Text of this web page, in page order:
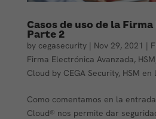
Casos de uso de la
Parte 2
by cegasecurity| Nov 29, 2021 |
Firma Electrónica Avanzada, HSM
Cloud by CEGA Security, HSM en
Como comentamos en la
Cloud® nos permite dar